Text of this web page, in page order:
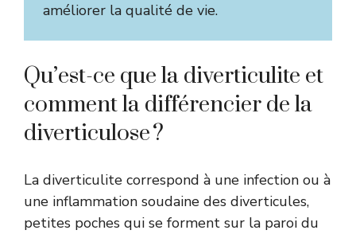
améliorer la qualité de vie.
Qu’est-ce que la diverticulite et
comment la différencier de la
diverticulose ?
La diverticulite correspond à une infection ou à
une inflammation soudaine des diverticules,
petites poches qui se forment sur la paroi du